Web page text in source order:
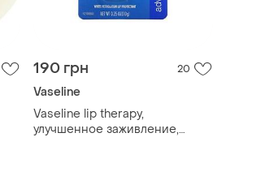
190 грн 20
Vaseline
Vaseline lip therapy,
улучшенное заживление,